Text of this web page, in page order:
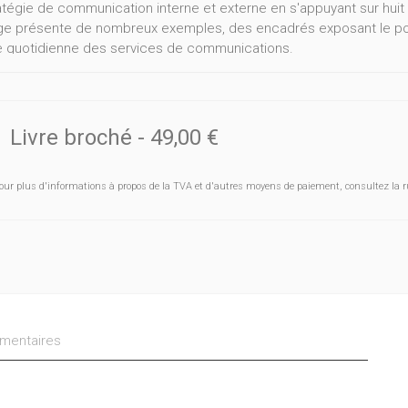
de communication interne et externe en s'appuyant sur
présente de nombreux exemples, des encadrés exposant le
quotidienne des services de communications.
Chaque thème, largement illustré, est traité sous quatre
suivre ; comment répartir les responsabilités ; quel budget
à la pratique quotidienne des services de communication, elle
Livre broché - 49,00 €
plus d'informations à propos de la TVA et d'autres moyens de paiement, consultez la